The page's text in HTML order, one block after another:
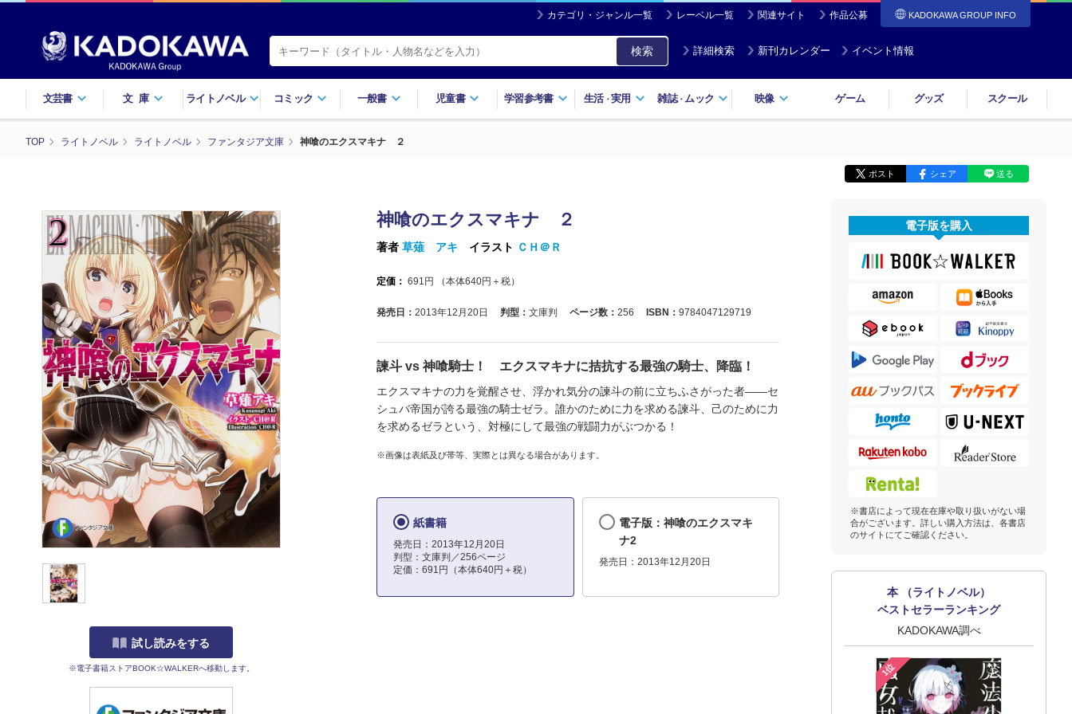
カテゴリ・ジャンル一覧 レーベル一覧 関連サイト 作品公募 KADOKAWA GROUP INFO
検索 詳細検索 新刊カレンダー イベント情報
文芸書 文庫 ライトノベル コミック 一般書 児童書 学習参考書 生活・実用 雑誌・ ムック 映像 ゲーム グッズ スクール
TOP ライトノベル ライトノベル ファンタジア文庫 神喰のエクスマキナ ２
ポスト シェア 送る
試し読みをする
※電子書籍ストアBOOK☆WALKERへ移動します。
神喰のエクスマキナ ２
著者 草薙 アキ イラスト ＣＨ＠Ｒ
定価： 691 円 （本体640円＋税）
発売日： 2013年12月20日 判型： 文庫判 ページ数： 256 ISBN： 9784047129719
諫斗 vs 神喰騎士！ エクスマキナに拮抗する最強の騎士、降臨！
エクスマキナの力を覚醒させ、浮かれ気分の諫斗の前に立ちふさがった者――セ
シュバ帝国が誇る最強の騎士ゼラ。誰かのために力を求める諫斗、己のために力
を求めるゼラという、対極にして最強の戦闘力がぶつかる！
※画像は表紙及び帯等、実際とは異なる場合があります。
紙書籍
発売日：2013年12月20日
判型：文庫判／256ページ
定価：691円（本体640円＋税）
電子版：神喰のエクスマキ
ナ2
発売日：2013年12月20日
電子版を購入
※書店によって現在在庫や取り扱いがない場
合がございます。詳しい購入方法は、各書店
のサイトにてご確認ください。
本 （ライトノベル）
ベストセラーランキング
KADOKAWA調べ
1位